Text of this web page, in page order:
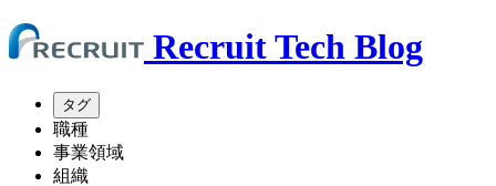
Recruit Tech Blog
タグ
職種
事業領域
組織